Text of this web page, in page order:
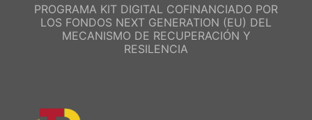
PROGRAMA KIT DIGITAL COFINANCIADO POR
LOS FONDOS NEXT GENERATION (EU) DEL
MECANISMO DE RECUPERACIÓN Y
RESILENCIA